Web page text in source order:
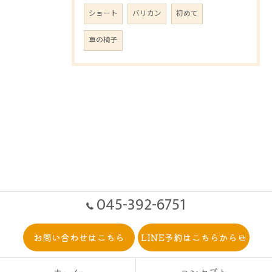
ショート バリカン 初めて
車の椅子
045-392-6751
お問い合わせはこちら LINE予約はこちらから